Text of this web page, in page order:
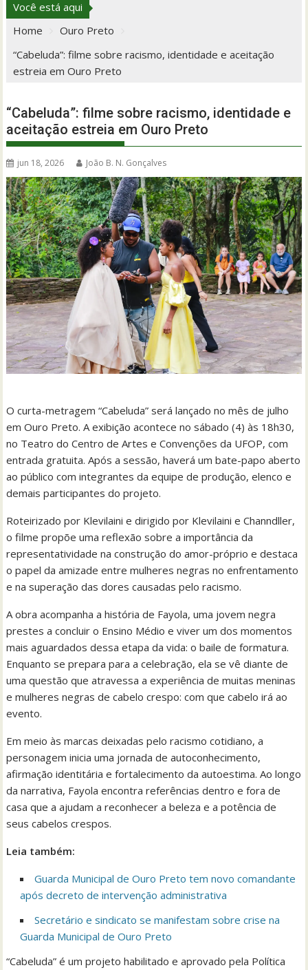
Você está aqui
Home
Ouro Preto
“Cabeluda”: filme sobre racismo, identidade e aceitação
estreia em Ouro Preto
“Cabeluda”: filme sobre racismo, identidade e
aceitação estreia em Ouro Preto
jun 18, 2026 João B. N. Gonçalves
O curta-metragem “Cabeluda” será lançado no mês de julho
em Ouro Preto. A exibição acontece no sábado (4) às 18h30,
no Teatro do Centro de Artes e Convenções da UFOP, com
entrada gratuita. Após a sessão, haverá um bate-papo aberto
ao público com integrantes da equipe de produção, elenco e
demais participantes do projeto.
Roteirizado por Klevilaini e dirigido por Klevilaini e Channdller,
o filme propõe uma reflexão sobre a importância da
representatividade na construção do amor-próprio e destaca
o papel da amizade entre mulheres negras no enfrentamento
e na superação das dores causadas pelo racismo.
A obra acompanha a história de Fayola, uma jovem negra
prestes a concluir o Ensino Médio e viver um dos momentos
mais aguardados dessa etapa da vida: o baile de formatura.
Enquanto se prepara para a celebração, ela se vê diante de
uma questão que atravessa a experiência de muitas meninas
e mulheres negras de cabelo crespo: com que cabelo irá ao
evento.
Em meio às marcas deixadas pelo racismo cotidiano, a
personagem inicia uma jornada de autoconhecimento,
afirmação identitária e fortalecimento da autoestima. Ao longo
da narrativa, Fayola encontra referências dentro e fora de
casa que a ajudam a reconhecer a beleza e a potência de
seus cabelos crespos.
Leia também:
Guarda Municipal de Ouro Preto tem novo comandante
após decreto de intervenção administrativa
Secretário e sindicato se manifestam sobre crise na
Guarda Municipal de Ouro Preto
“Cabeluda” é um projeto habilitado e aprovado pela Política